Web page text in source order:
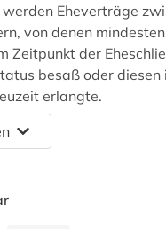
Eheverträge
von denen
Zeitpunkt der
besaß oder diesen
erlangte.